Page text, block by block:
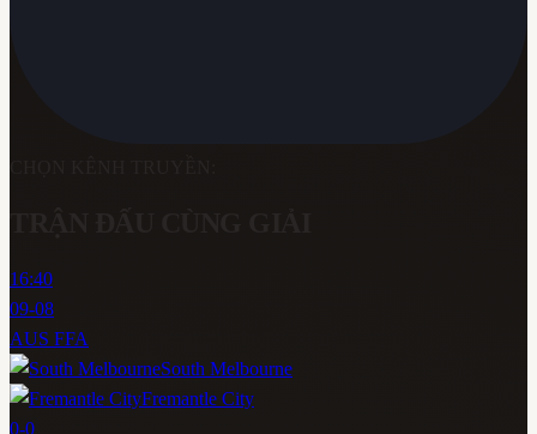
16:40
09-08
AUS FFA
South Melbourne
Fremantle City
0-0